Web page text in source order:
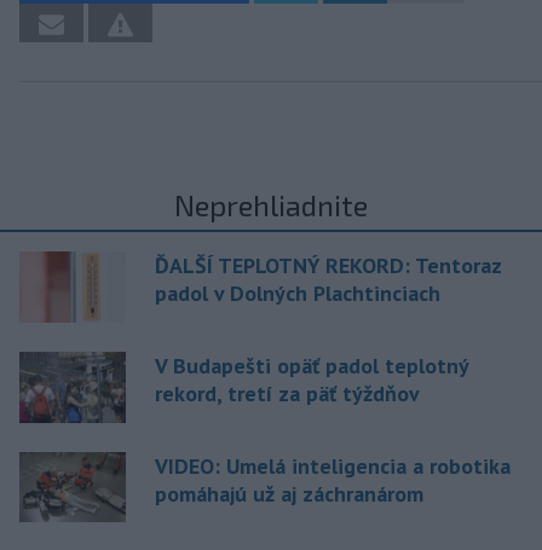
Neprehliadnite
ĎALŠÍ TEPLOTNÝ REKORD: Tentoraz
padol v Dolných Plachtinciach
V Budapešti opäť padol teplotný
rekord, tretí za päť týždňov
VIDEO: Umelá inteligencia a robotika
pomáhajú už aj záchranárom